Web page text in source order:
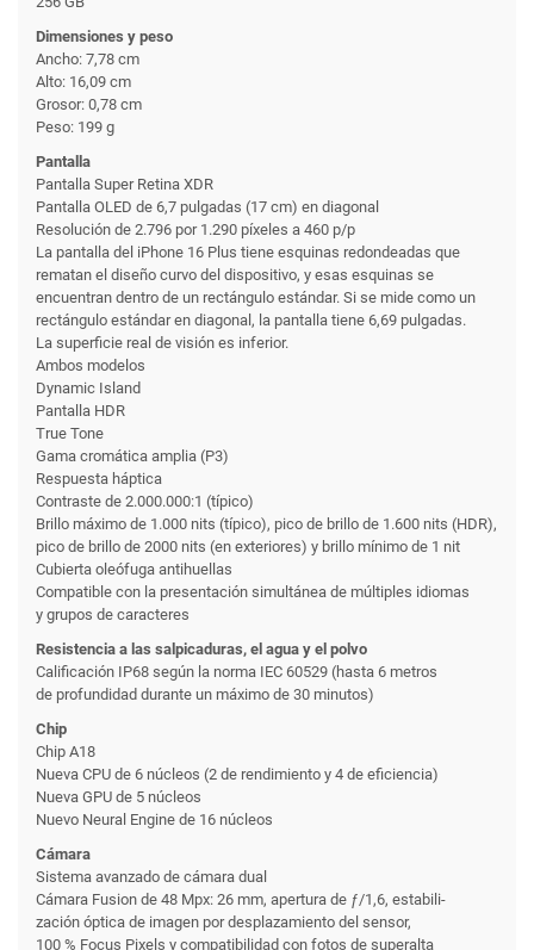
Dimensiones y peso
Ancho: 7,78 cm
Alto: 16,09 cm
Grosor: 0,78 cm
Peso: 199 g
Pantalla
Pantalla Super Retina XDR
Pantalla OLED de 6,7 pulgadas (17 cm) en diagonal
Resolución de 2.796 por 1.290 píxeles a 460 p/p
La pantalla del iPhone 16 Plus tiene esquinas redondeadas que
rematan el diseño curvo del dispositivo, y esas esquinas se
encuentran dentro de un rectángulo estándar. Si se mide como un
rectángulo estándar en diagonal, la pantalla tiene 6,69 pulgadas.
La superficie real de visión es inferior.
Ambos modelos
Dynamic Island
Pantalla HDR
True Tone
Gama cromática amplia (P3)
Respuesta háptica
Contraste de 2.000.000:1 (típico)
Brillo máximo de 1.000 nits (típico), pico de brillo de 1.600 nits (HDR),
pico de brillo de 2000 nits (en exteriores) y brillo mínimo de 1 nit
Cubierta oleófuga antihuellas
Compatible con la presentación simultánea de múltiples idiomas
y grupos de caracteres
Resistencia a las salpicaduras, el agua y el polvo
Calificación IP68 según la norma IEC 60529 (hasta 6 metros
de profundidad durante un máximo de 30 minutos)
Chip
Chip A18
Nueva CPU de 6 núcleos (2 de rendi­miento y 4 de eficiencia)
Nueva GPU de 5 núcleos
Nuevo Neural Engine de 16 núcleos
Cámara
Sistema avanzado de cámara dual
Cámara Fusion de 48 Mpx: 26 mm, apertura de ƒ/1,6, estabili­
zación óptica de imagen por desplazamiento del sensor,
100 % Focus Pixels y compati­bilidad con fotos de superalta